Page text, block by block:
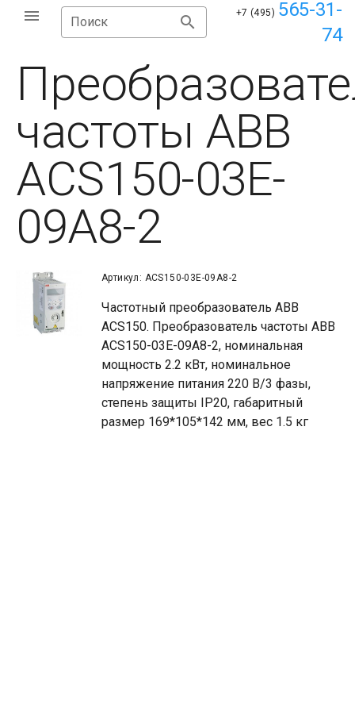
Поиск
+7 (495) 565-31-
74
частоты ABB
ACS150-03E-
09A8-2
Артикул: ACS150-03E-09A8-2
Частотный преобразователь ABB
ACS150. Преобразователь частоты ABB
ACS150-03E-09A8-2, номинальная
мощность 2.2 кВт, номинальное
напряжение питания 220 В/3 фазы,
степень защиты IP20, габаритный
размер 169*105*142 мм, вес 1.5 кг